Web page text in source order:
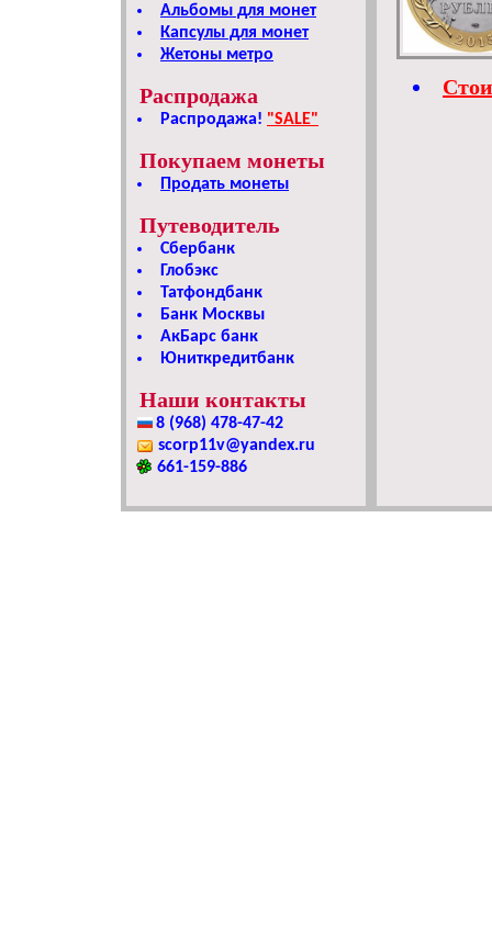
Альбомы для монет
Капсулы для монет
Жетоны метро
Распродажа
Распродажа! "SALE"
Покупаем монеты
Продать монеты
Путеводитель
Сбербанк
Глобэкс
Татфондбанк
Банк Москвы
АкБарс банк
Юниткредитбанк
Наши контакты
8 (968) 478-47-42
scorp11v@yandex.ru
661-159-886